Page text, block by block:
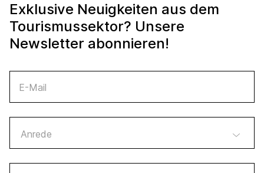
Exklusive Neuigkeiten aus dem
Tourismussektor? Unsere
Newsletter abonnieren!
E-Mail